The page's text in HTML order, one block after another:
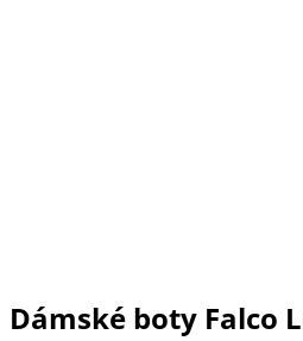
Dámské boty Falco